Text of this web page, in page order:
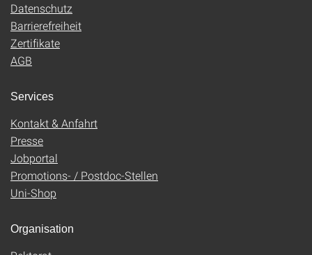
Datenschutz
Barrierefreiheit
Zertifikate
AGB
Services
Kontakt & Anfahrt
Presse
Jobportal
Promotions- / Postdoc-Stellen
Uni-Shop
Organisation